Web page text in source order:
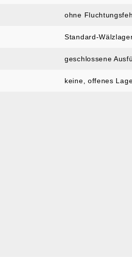
ohne
Standard-
geschlossene
keine, offenes